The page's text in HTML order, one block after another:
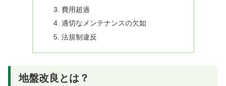
費用超過
適切なメンテナンスの欠如
法規制違反
地盤改良とは？